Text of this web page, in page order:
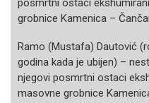
posmrtni ostaci
grobnice Kamenica –
Ramo (Mustafa) Dautović
godina kada je ubijen) –
njegovi posmrtni ostaci
masovne grobnice